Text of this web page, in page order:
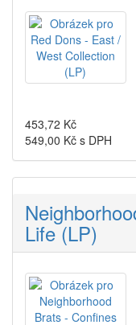
453,72 Kč
549,00 Kč s DPH
Life (LP)